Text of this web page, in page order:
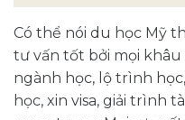
Có thể nói du học Mỹ
tư vấn tốt bởi mọi
ngành học, lộ trình
học, xin visa, giải trình